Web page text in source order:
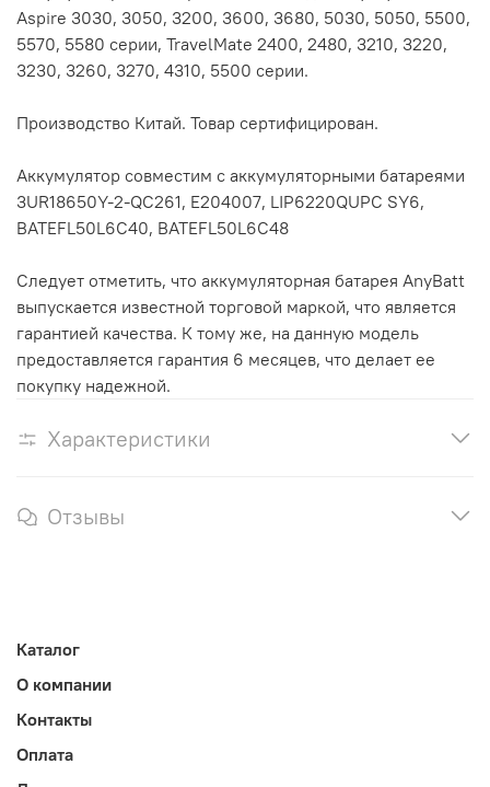
Aspire 3030, 3050, 3200, 3600, 3680, 5030, 5050, 5500,
5570, 5580 серии, TravelMate 2400, 2480, 3210, 3220,
3230, 3260, 3270, 4310, 5500 серии.
Производство Китай. Товар сертифицирован.
Аккумулятор cовместим с аккумуляторными батареями
3UR18650Y-2-QC261, E204007, LIP6220QUPC SY6,
BATEFL50L6C40, BATEFL50L6C48
Следует отметить, что аккумуляторная батарея AnyBatt
выпускается известной торговой маркой, что является
гарантией качества. К тому же, на данную модель
предоставляется гарантия 6 месяцев, что делает ее
покупку надежной.
Характеристики
Отзывы
Каталог
О компании
Контакты
Оплата